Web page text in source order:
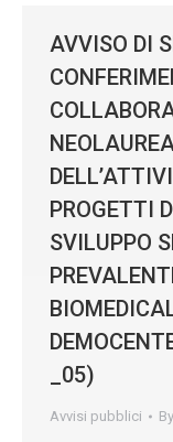
AVVISO DI
PROGETTI
SVILUPPO
_05)
Avvisi pubblici By